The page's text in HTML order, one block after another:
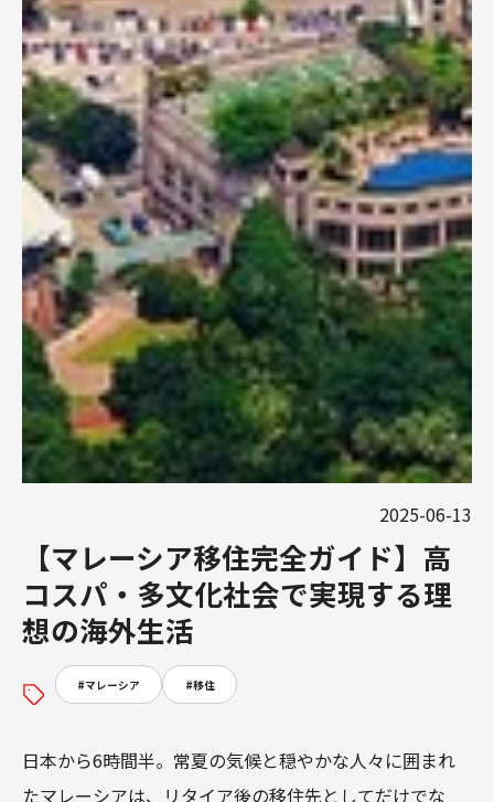
2025-06-13
【マレーシア移住完全ガイド】高
コスパ・多文化社会で実現する理
想の海外生活
#マレーシア #移住
日本から6時間半。常夏の気候と穏やかな人々に囲まれ
たマレーシアは、リタイア後の移住先としてだけでな